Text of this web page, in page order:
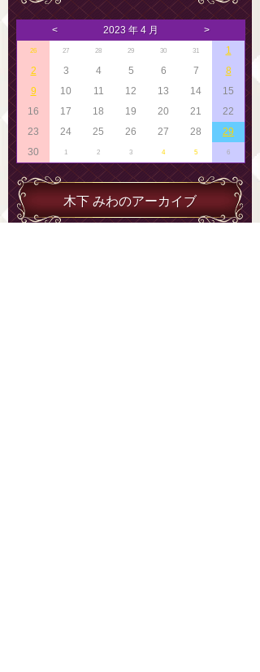
< 2023 年 4 月 >
26 27 28 29 30 31
1
2
3 4 5 6 7
8
9
10 11 12 13 14
15
16
17 18 19 20 21
22
23
24 25 26 27 28
29
30
1 2 3 4 5 6
木下 みわのアーカイブ